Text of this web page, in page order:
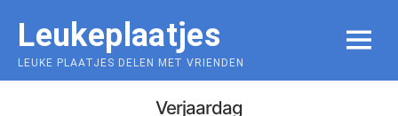
content
Leukeplaatjes
LEUKE PLAATJES DELEN MET VRIENDEN
MENU
Verjaardag